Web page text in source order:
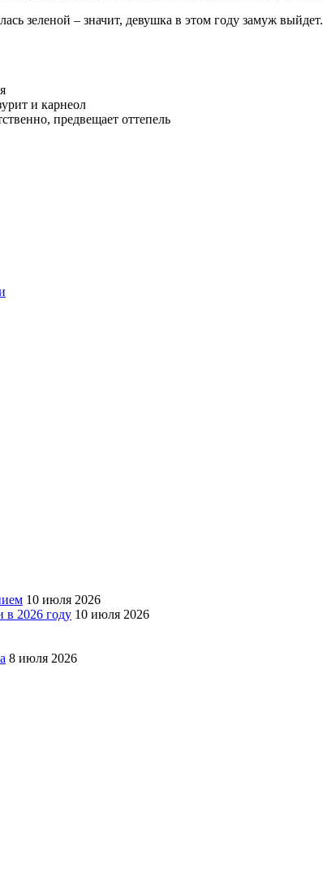
зеленой – значит, девушка в этом году замуж выйдет.
и карнеол
предвещает оттепель
10 июля 2026
в 2026 году 10 июля 2026
8 июля 2026